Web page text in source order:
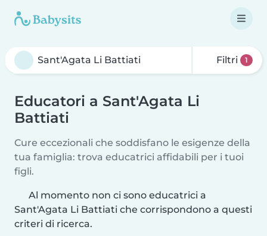
Filtri 1
Educatori a Sant'Agata Li
Battiati
Cure eccezionali che soddisfano le esigenze della
tua famiglia: trova educatrici affidabili per i tuoi
figli.
Al momento non ci sono educatrici a
Sant'Agata Li Battiati che corrispondono a questi
criteri di ricerca.